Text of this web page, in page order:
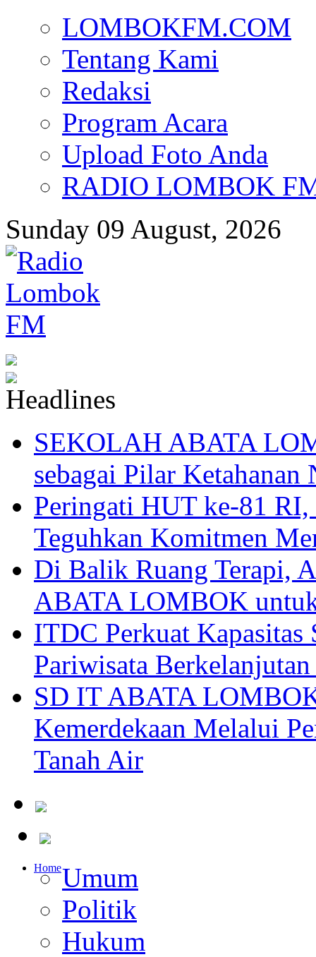
LOMBOKFM.COM
Tentang Kami
Redaksi
Program Acara
Upload Foto Anda
RADIO LOMBOK
Sunday 09 August, 2026
SEKOLAH ABATA
sebagai Pilar Ketahanan
Peringati HUT ke-81
Teguhkan Komitmen
Di Balik Ruang Terapi,
ABATA LOMBOK
ITDC Perkuat
Pariwisata
SD IT ABATA
Kemerdekaan Melalui
Tanah Air
HomeUmum
Politik
Hukum